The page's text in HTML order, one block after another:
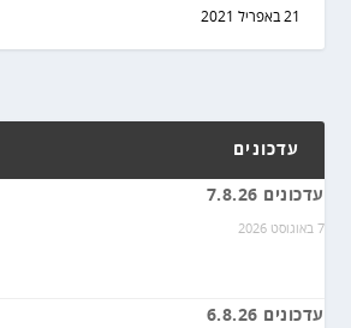
21 באפריל 2021
עדכונים
עדכונים 7.8.26
7 באוגוסט 2026
עדכונים 6.8.26